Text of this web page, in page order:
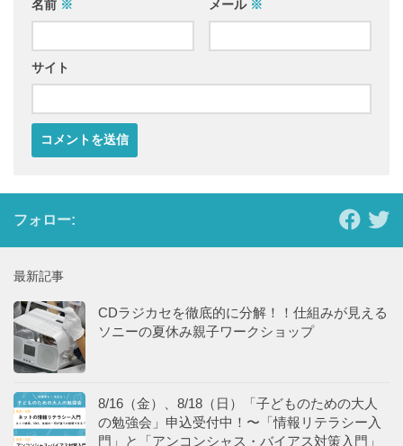
名前 ※ メール ※
サイト
フォロー:
最新記事
CDラジカセを徹底的に分解！！仕組みが見える
ソニーの夏休み親子ワークショップ
8/16（金）、8/18（日）「子どものための大人
の勉強会」申込受付中！〜「情報リテラシー入
門」と「アンコンシャス・バイアス対策入門」